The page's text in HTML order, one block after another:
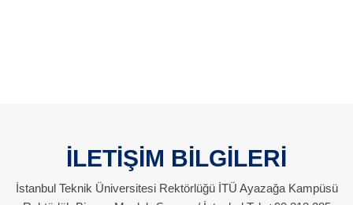
İLETİŞİM BİLGİLERİ
İstanbul Teknik Üniversitesi Rektörlüğü İTÜ Ayazağa Kampüsü